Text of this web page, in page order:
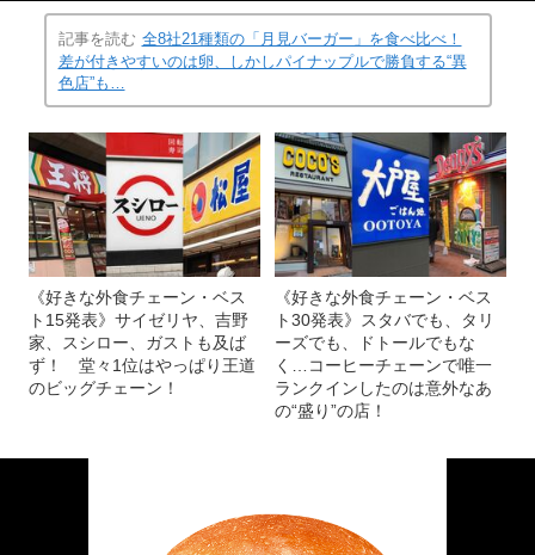
記事を読む 全8社21種類の「月見バーガー」を食べ比べ！
差が付きやすいのは卵、しかしパイナップルで勝負する“異
色店”も…
《好きな外食チェーン・ベス
ト15発表》サイゼリヤ、吉野
家、スシロー、ガストも及ば
ず！ 堂々1位はやっぱり王道
のビッグチェーン！
《好きな外食チェーン・ベス
ト30発表》スタバでも、タリ
ーズでも、ドトールでもな
く…コーヒーチェーンで唯一
ランクインしたのは意外なあ
の“盛り”の店！